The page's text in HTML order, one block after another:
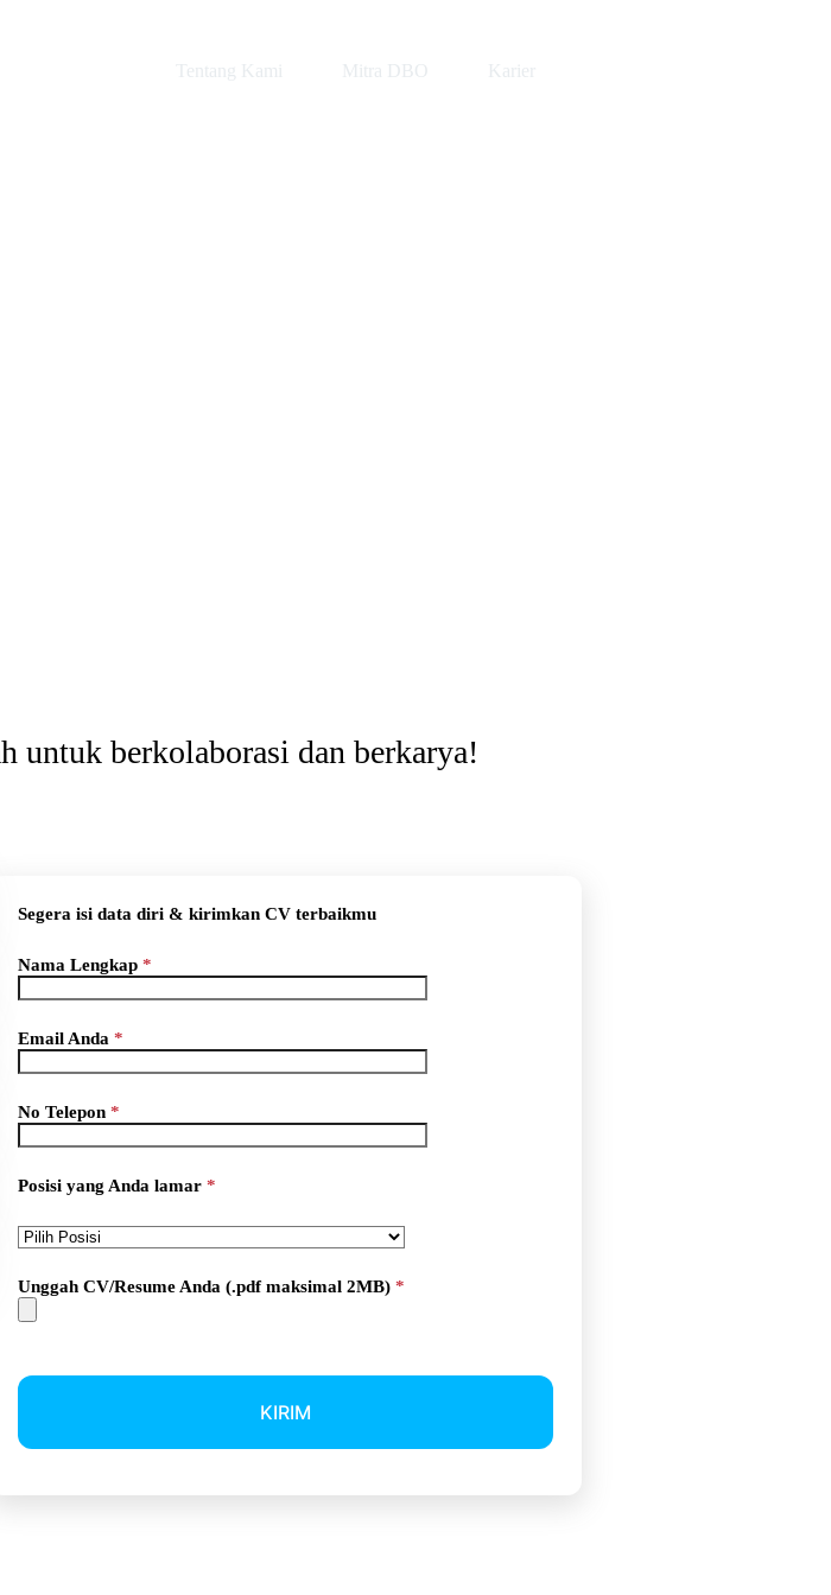
Tentang Kami Mitra DBO Karier
untuk berkolaborasi dan berkarya!
Segera isi data diri & kirimkan CV terbaikmu
Nama Lengkap *
Email Anda *
No Telepon *
Posisi yang Anda lamar *
Unggah CV/Resume Anda (.pdf maksimal 2MB) *